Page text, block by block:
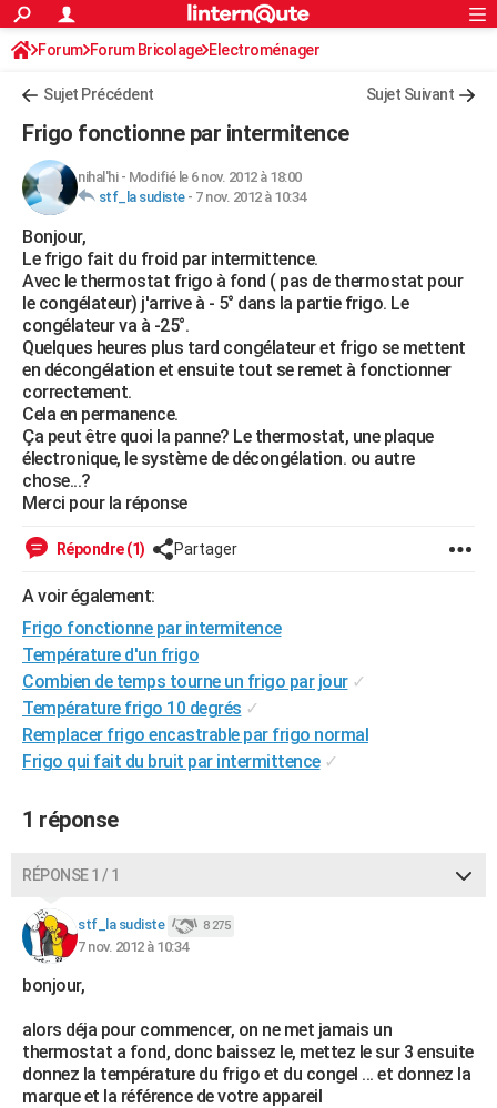
ACTUALITÉS
Politique
Société
Faits Divers
Education
Monde
Villes
+
FINANCE
Retraite
Impôts
Epargne
Immobilier
Risques naturels par ville
Banque
Assurance
Crédit
AUTO
Essais
Réserver un essai
Citadines
Berlines
SUV
Forum auto
+HIGH-TECH
Mobiles
Meilleur smartphone
Internet
Ordinateurs
Jeux vidéo
Guide high-tech
+BRICOLAGE
Forum
Aménagement intérieur
Extérieur
Cuisine
Salle de bains
Jardinage
Rangement
WEEK-END
Guides de France
Escapades
Patrimoine
Expositions
Week-end nature
LIFESTYLE
Art de vivre
Bien-être
Loisirs
ModeModes de vie
SANTE
Alimentation
Guide de la santé
Maladies
Médicaments
Sommeil
VOYAGE
CARTE DE VOEUX
Carte de Noël
Carte Bonne année
Carte Saint-Valentin
Carte Pâques
Carte d'anniversaire
DICTIONNAIRE
Dictionnaire
Biographies
Citations
Expressions
Proverbes
PROGRAMME TV
S'inscrire
Se connecter
Lycées
Collèges
Primaires
Universités
Entreprises
Service militaire
Avis de recherche
FORUM
Bricolage
Lifestyle
Culture
Sport
Auto
Television
Voyage
Cinema
S'inscrire
Connexion
Forum Forum Bricolage Electroménager
Sujet Précédent Sujet Suivant
Frigo fonctionne par intermitence
nihal'hi- Modifié le 6 nov. 2012 à 18:00
stf_la sudiste- 7 nov. 2012 à 10:34
Bonjour,
Le frigo fait du froid par intermittence.
Avec le thermostat frigo à fond ( pas de thermostat pour
le congélateur) j'arrive à - 5° dans la partie frigo. Le
congélateur va à -25°.
Quelques heures plus tard congélateur et frigo se mettent
en décongélation et ensuite tout se remet à fonctionner
correctement.
Cela en permanence.
Ça peut être quoi la panne? Le thermostat, une plaque
électronique, le système de décongélation. ou autre
chose...?
Merci pour la réponse
Répondre (1) Partager
A voir également:
Frigo fonctionne par intermitence
Température d'un frigo
Combien de temps tourne un frigo par jour ✓
Température frigo 10 degrés ✓
Remplacer frigo encastrable par frigo normal
Frigo qui fait du bruit par intermittence ✓
1 réponse
RÉPONSE 1 / 1
stf_la sudiste 8 275
7 nov. 2012 à 10:34
bonjour,
alors déja pour commencer, on ne met jamais un
thermostat a fond, donc baissez le, mettez le sur 3 ensuite
donnez la température du frigo et du congel ... et donnez la
marque et la référence de votre appareil